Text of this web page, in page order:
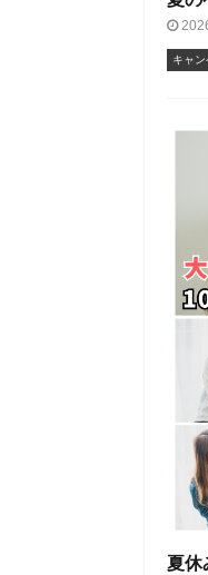
キャ
夏休